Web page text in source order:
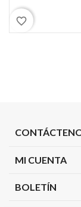
favorite_border
MI CUENTA
BOLETÍN